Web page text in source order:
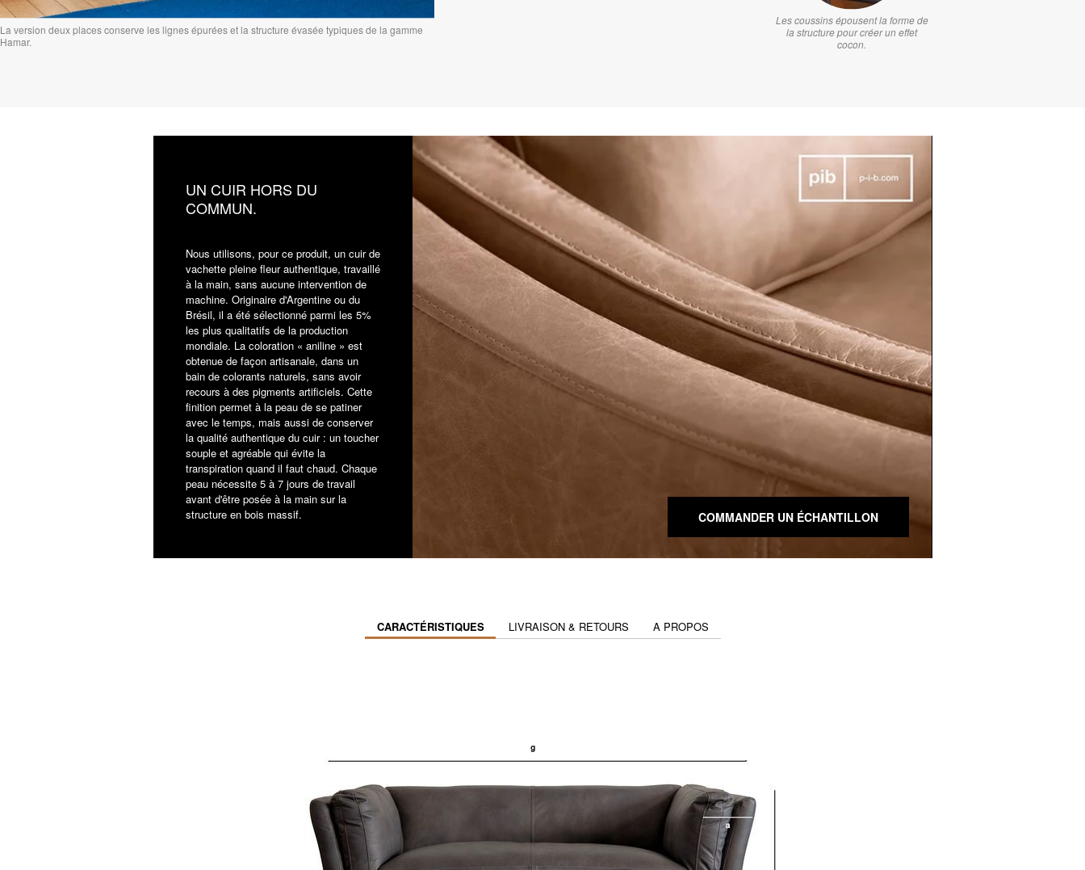
La version deux places conserve les lignes épurées et la structure évasée typiques de la gamme
Hamar.
Les coussins épousent la forme de
la structure pour créer un effet
cocon.
UN CUIR HORS DU
COMMUN.
Nous utilisons, pour ce produit, un cuir de
vachette pleine fleur authentique, travaillé
à la main, sans aucune intervention de
machine. Originaire d'Argentine ou du
Brésil, il a été sélectionné parmi les 5%
les plus qualitatifs de la production
mondiale. La coloration « aniline » est
obtenue de façon artisanale, dans un
bain de colorants naturels, sans avoir
recours à des pigments artificiels. Cette
finition permet à la peau de se patiner
avec le temps, mais aussi de conserver
la qualité authentique du cuir : un toucher
souple et agréable qui évite la
transpiration quand il faut chaud. Chaque
peau nécessite 5 à 7 jours de travail
avant d'être posée à la main sur la
structure en bois massif.
COMMANDER UN ÉCHANTILLON
CARACTÉRISTIQUES LIVRAISON & RETOURS A PROPOS